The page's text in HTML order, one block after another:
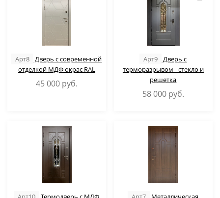
Арт8
Дверь с современной
отделкой МДФ окрас RAL
45 000 руб.
Арт9
Дверь с
терморазрывом - стекло и
решетка
58 000 руб.